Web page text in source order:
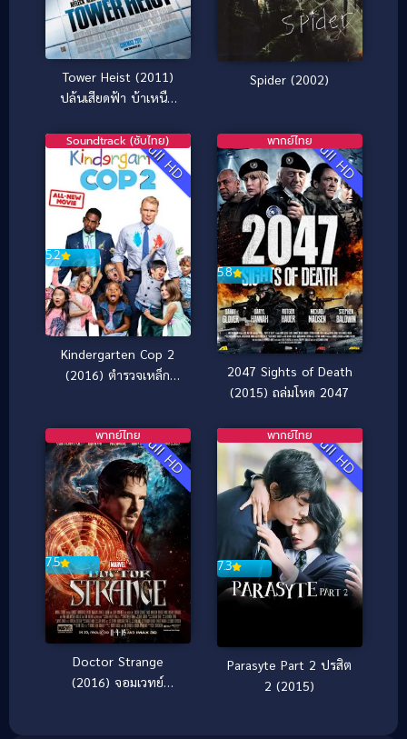
Tower Heist (2011)
ปล้นเสียดฟ้า บ้าเหนือ
Spider (2002)
Full HD
5.2
Soundtrack (ซับไทย)
Kindergarten Cop 2
(2016) ตำรวจเหล็ก
Full HD
5.8
พากย์ไทย
2047 Sights of Death
(2015) ถล่มโหด 2047
Full HD
7.5
พากย์ไทย
Doctor Strange
(2016) จอมเวทย์
Full HD
7.3
พากย์ไทย
Parasyte Part 2 ปรสิต
2 (2015)